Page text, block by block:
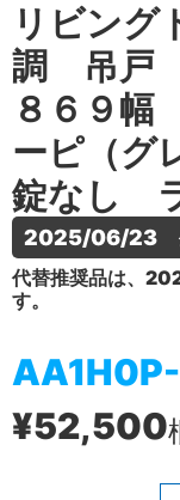
リビン
調 吊戸
８６９
ーピ（
錠なし
2025/06/23　
代替推奨品は、
す。
¥52,500